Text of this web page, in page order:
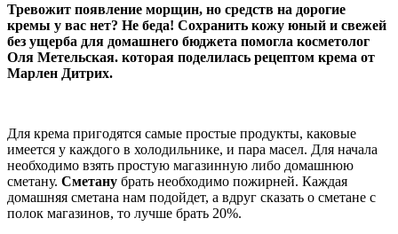
Тревожит появление морщин, но средств на дорогие
кремы у вас нет? Не беда! Сохранить кожу юный и свежей
без ущерба для домашнего бюджета помогла косметолог
Оля Метельская. которая поделилась рецептом крема от
Марлен Дитрих.
Для крема пригодятся самые простые продукты, каковые
имеется у каждого в холодильнике, и пара масел. Для начала
необходимо взять простую магазинную либо домашнюю
сметану. Сметану брать необходимо пожирней. Каждая
домашняя сметана нам подойдет, а вдруг сказать о сметане с
полок магазинов, то лучше брать 20%.